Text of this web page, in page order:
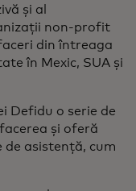
și al
non-profit
din întreaga
în Mexic, SUA și
Defidu o serie de
și oferă
de asistență, cum